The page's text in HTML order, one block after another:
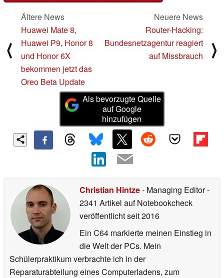
⟨
Ältere News
Huawei Mate 8,
Huawei P9, Honor 8
und Honor 6X
bekommen jetzt das
Oreo Beta Update
Neuere News
Router-Hacking:
Bundesnetzagentur reagiert
auf Missbrauch
⟩
Als bevorzugte Quelle
auf Google
hinzufügen
Christian Hintze- Managing Editor-
2341 Artikel auf Notebookcheck
veröffentlichtseit 2016
Ein C64 markierte meinen Einstieg in
die Welt der PCs. Mein
Schülerpraktikum verbrachte ich in der
Reparaturabteilung eines Computerladens, zum